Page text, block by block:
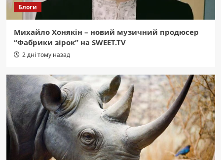
Блоги
Михайло Хонякін – новий музичний продюсер
“Фабрики зірок” на SWEET.TV
2 дні тому назад